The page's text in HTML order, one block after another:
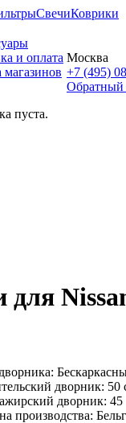
СвечиКоврики
и оплата
магазинов
пуста.
Москва
+7 (495)
Обратный
для
дворник: 50
дворник: 45
производства: